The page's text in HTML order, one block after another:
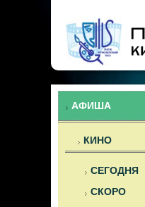
АФИША
КИНО
СЕГОДНЯ
СКОРО
Предыдущий
год
Предыдущий
Следующий
Следующий